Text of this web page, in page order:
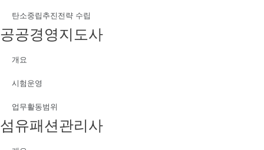
탄소중립추진전략 수립
공공경영지도사
개요
시험운영
업무활동범위
섬유패션관리사